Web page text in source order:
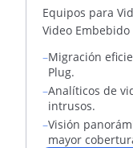
Equipos para
Video Embebido
–Migración
Plug.
–Analíticos de
intrusos.
–Visión
mayor